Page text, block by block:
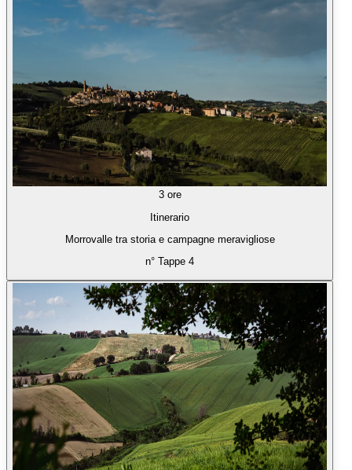
3 ore
Itinerario
Morrovalle tra storia e campagne meravigliose
n° Tappe 4